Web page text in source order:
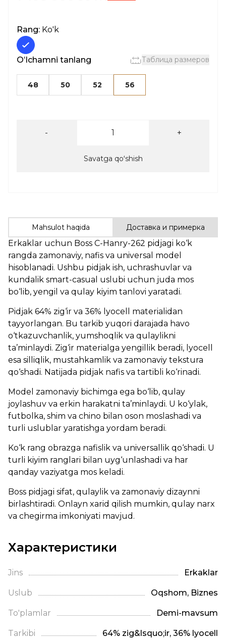
Rang: Ko'k
Oʻlchamni tanlang Таблица размеров
48 50 52 56
- +
Savatga qoʻshish
Mahsulot haqida Доставка и примерка
Erkaklar uchun Boss C-Hanry-262 pidjagi ko‘k
rangda zamonaviy, nafis va universal model
hisoblanadi. Ushbu pidjak ish, uchrashuvlar va
kundalik smart-casual uslubi uchun juda mos
bo‘lib, yengil va qulay kiyim tanlovi yaratadi.
Pidjak 64% zig‘ir va 36% lyocell materialidan
tayyorlangan. Bu tarkib yuqori darajada havo
o‘tkazuvchanlik, yumshoqlik va qulaylikni
ta’minlaydi. Zig‘ir materialga yengillik beradi, lyocell
esa silliqlik, mustahkamlik va zamonaviy tekstura
qo‘shadi. Natijada pidjak nafis va tartibli ko‘rinadi.
Model zamonaviy bichimga ega bo‘lib, qulay
joylashuv va erkin harakatni ta’minlaydi. U ko‘ylak,
futbolka, shim va chino bilan oson moslashadi va
turli uslublar yaratishga yordam beradi.
Ko‘k rang obrazga nafislik va universallik qo‘shadi. U
turli kiyim ranglari bilan uyg‘unlashadi va har
qanday vaziyatga mos keladi.
Boss pidjagi sifat, qulaylik va zamonaviy dizaynni
birlashtiradi. Onlayn xarid qilish mumkin, qulay narx
va chegirma imkoniyati mavjud.
Характеристики
Jins Erkaklar
Uslub Oqshom, Biznes
To'plamlar Demi-mavsum
Tarkibi 64% zig&lsquo;ir, 36% lyocell